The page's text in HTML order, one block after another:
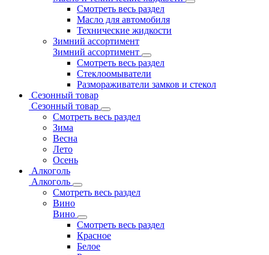
Смотреть весь раздел
Масло для автомобиля
Технические жидкости
Зимний ассортимент
Зимний ассортимент
Смотреть весь раздел
Стеклоомыватели
Размораживатели замков и стекол
Сезонный товар
Сезонный товар
Смотреть весь раздел
Зима
Весна
Лето
Осень
Алкоголь
Алкоголь
Смотреть весь раздел
Вино
Вино
Смотреть весь раздел
Красное
Белое